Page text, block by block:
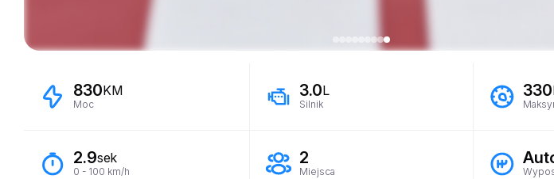
830KM
Moc
3.0L
Silnik
330
2.9sek
0 - 100 km/h
2
Miejsca